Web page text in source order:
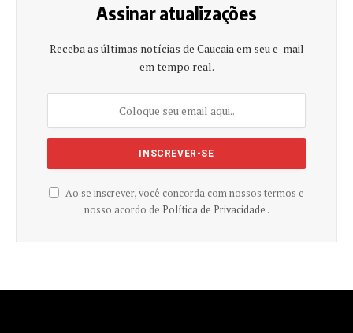
Assinar atualizações
Receba as últimas notícias de Caucaia em seu e-mail
em tempo real.
Ao se inscrever, você concorda com nossos termos e
nosso acordo de Política de Privacidade .